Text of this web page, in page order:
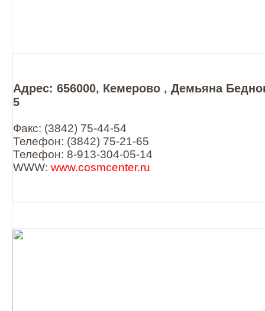
Адрес: 656000, Кемерово , Демьяна
5
Факс: (3842) 75-44-54
Телефон: (3842) 75-21-65
Телефон: 8-913-304-05-14
WWW: www.cosmcenter.ru